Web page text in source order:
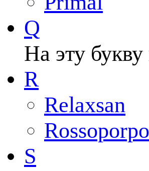
Q
На эту
R
Relaxsan
S